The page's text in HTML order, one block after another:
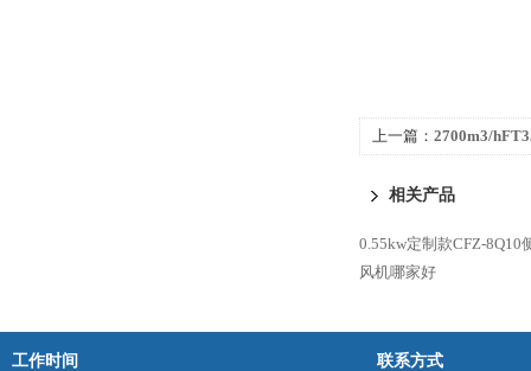
上一篇： 2700m3/
相关产品
0.55kw定制款CFZ-8Q10
风机哪家好
工作时间 联系方式